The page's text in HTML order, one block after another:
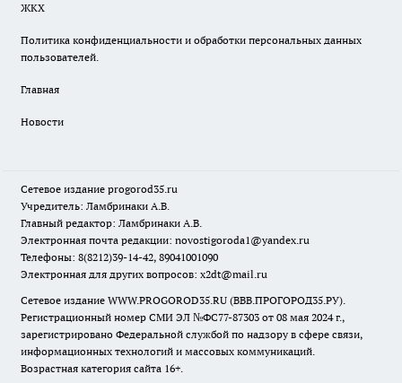
ЖКХ
Политика конфиденциальности и обработки персональных данных
пользователей.
Главная
Новости
Сетевое издание progorod35.ru
Учредитель: Ламбринаки А.В.
Главный редактор: Ламбринаки А.В.
Электронная почта редакции: novostigoroda1@yandex.ru
Телефоны: 8(8212)39-14-42, 89041001090
Электронная для других вопросов: x2dt@mail.ru
Сетевое издание WWW.PROGOROD35.RU (ВВВ.ПРОГОРОД35.РУ).
Регистрационный номер СМИ ЭЛ №ФС77-87303 от 08 мая 2024 г.,
зарегистрировано Федеральной службой по надзору в сфере связи,
информационных технологий и массовых коммуникаций.
Возрастная категория сайта 16+.